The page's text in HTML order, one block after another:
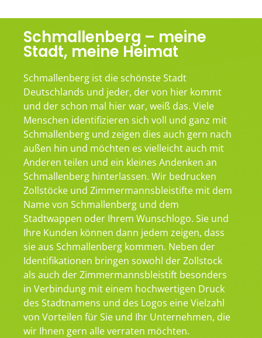
Schmallenberg – meine
Stadt, meine Heimat
Schmallenberg ist die schönste Stadt
Deutschlands und jeder, der von hier kommt
und der schon mal hier war, weiß das. Viele
Menschen identifizieren sich voll und ganz mit
Schmallenberg und zeigen dies auch gern nach
außen hin und möchten es vielleicht auch mit
Anderen teilen und ein kleines Andenken an
Schmallenberg hinterlassen. Wir bedrucken
Zollstöcke und Zimmermannsbleistifte mit dem
Name von Schmallenberg und dem
Stadtwappen oder Ihrem Wunschlogo. Sie und
Ihre Kunden können dann jedem zeigen, dass
sie aus Schmallenberg kommen. Neben der
Identifikationen bringen sowohl der Zollstock
als auch der Zimmermannsbleistift besonders
in Verbindung mit einem hochwertigen Druck
des Stadtnamens und des Logos eine Vielzahl
von Vorteilen für Sie und Ihr Unternehmen, die
wir Ihnen gern alle verraten möchten.